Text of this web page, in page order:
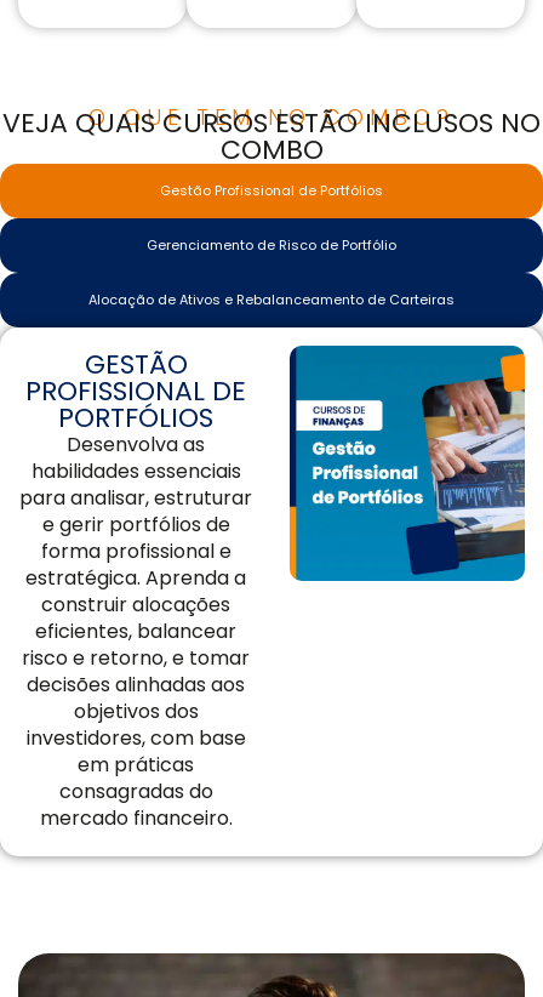
O QUE TEM NO COMBO?
VEJA QUAIS CURSOS ESTÃO INCLUSOS NO
COMBO
Gestão Profissional de Portfólios
Gerenciamento de Risco de Portfólio
Alocação de Ativos e Rebalanceamento de Carteiras
GESTÃO
PROFISSIONAL DE
PORTFÓLIOS
Desenvolva as
habilidades essenciais
para analisar, estruturar
e gerir portfólios de
forma profissional e
estratégica. Aprenda a
construir alocações
eficientes, balancear
risco e retorno, e tomar
decisões alinhadas aos
objetivos dos
investidores, com base
em práticas
consagradas do
mercado financeiro.